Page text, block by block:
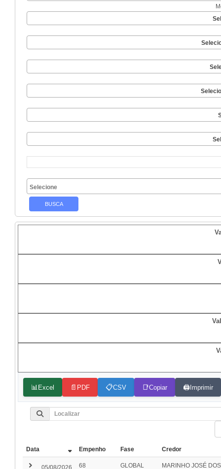
📊 Excel 📄 PDF 📋CSV 📑Copiar 🖨️Imprimir
Data Empenho Fase Credor
keyboard_arrow_right 05/08/2026 68 GLOBAL MARINHO JOSÉ